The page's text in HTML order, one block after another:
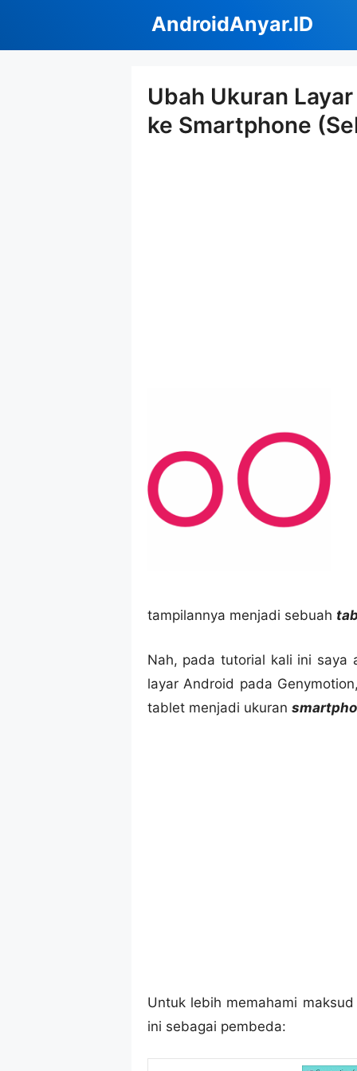
isi
AndroidAnyar.ID
Ubah Ukuran
ke Smartphone
tampilannya menjadi sebuah
Nah, pada tutorial kali ini saya
layar Android pada
tablet menjadi ukuran
Untuk lebih memahami
ini sebagai pembeda: